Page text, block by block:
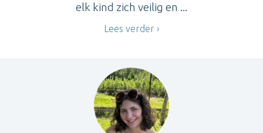
elk kind zich veilig en ...
Lees verder